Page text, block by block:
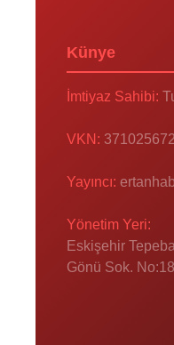
Künye
İmtiyaz Sahibi:
VKN:
Yayıncı:
Yönetim Yeri:
Eskişehir
Gönü Sok.